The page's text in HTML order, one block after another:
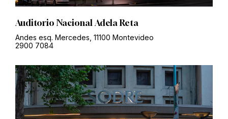
Auditorio Nacional Adela Reta
Andes esq. Mercedes, 11100 Montevideo
2900 7084